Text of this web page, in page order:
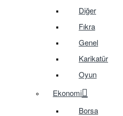
Diğer
Fıkra
Genel
Karikatür
Oyun
Ekonomi
Borsa